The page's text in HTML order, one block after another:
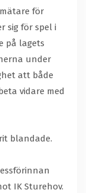
för
sig för spel i
på lagets
under
att både
vidare med
blandade.
IK Sturehov.